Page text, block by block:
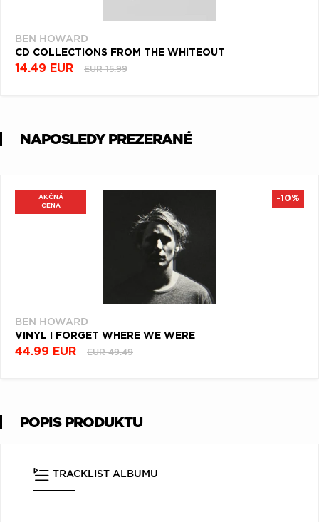
BEN HOWARD
CD COLLECTIONS FROM THE WHITEOUT
14.49 EUR EUR 15.99
NAPOSLEDY PREZERANÉ
AKČNÁ
CENA
BEN HOWARD
VINYL I FORGET WHERE WE WERE
44.99 EUR EUR 49.49
-10%
POPIS PRODUKTU
TRACKLIST ALBUMU